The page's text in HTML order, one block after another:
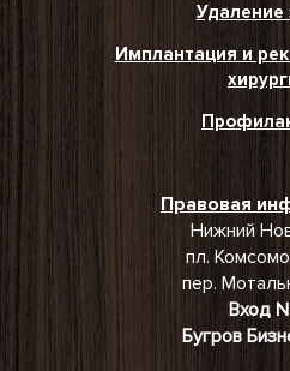
Удаление
Имплантация и
Правовая
Нижний
пл.
пер.
Вход
Бугров